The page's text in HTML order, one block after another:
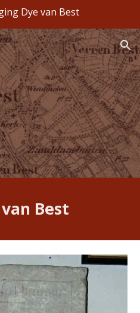
Dye van Best
Best